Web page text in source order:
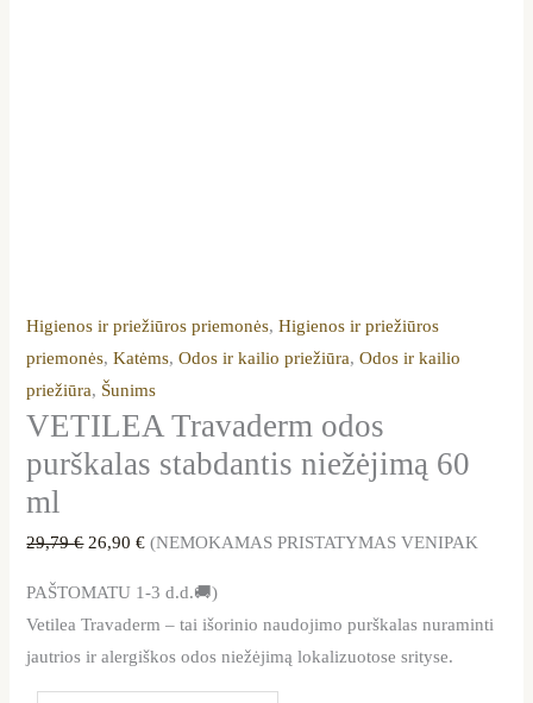
Higienos ir priežiūros priemonės,Higienos ir priežiūros
priemonės,Katėms,Odos ir kailio priežiūra,Odos ir kailio
priežiūra, Šunims
VETILEA Travaderm odos
purškalas stabdantis niežėjimą 60
ml
29,79€ 26,90€ (NEMOKAMAS PRISTATYMAS VENIPAK
PAŠTOMATU 1-3 d.d.🚚)
Vetilea Travaderm – tai išorinio naudojimo purškalas nuraminti
jautrios ir alergiškos odos niežėjimą lokalizuotose srityse.